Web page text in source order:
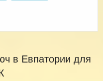
в Евпатории для